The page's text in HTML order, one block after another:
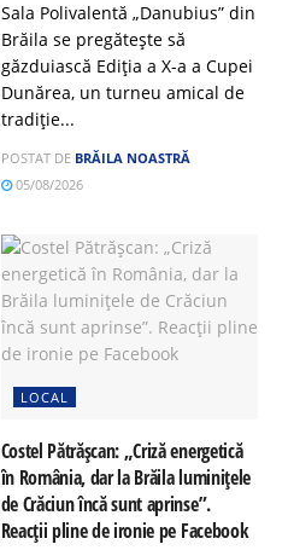
Sala Polivalentă „Danubius” din
Brăila se pregătește să
găzduiască Ediția a X-a a Cupei
Dunărea, un turneu amical de
tradiție...
POSTAT DE BRĂILA NOASTRĂ
05/08/2026
LOCAL
Costel Pătrășcan: „Criză energetică
în România, dar la Brăila luminițele
de Crăciun încă sunt aprinse”.
Reacții pline de ironie pe Facebook